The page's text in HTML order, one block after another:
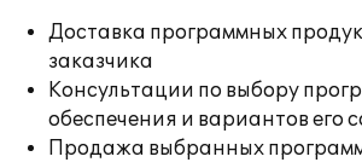
Доставка программных
заказчика
Консультации по выбору
обеспечения и вариантов его
Продажа выбранных